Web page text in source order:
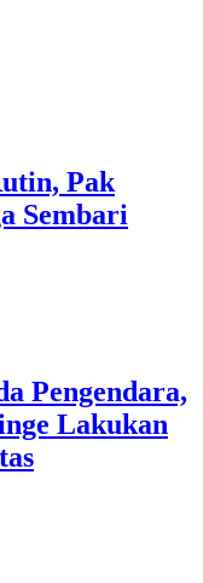
Pak
Sembari
Pengendara,
Lakukan